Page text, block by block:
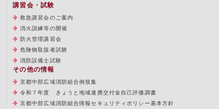
講習会・試験
救急講習会のご案内
消火訓練等の開催
防火管理講習会
危険物取扱者試験
消防設備士試験
その他の情報
京都中部広域消防組合例規集
令和７年度 きょうと地域連携交付金自己評価調書
京都中部広域消防組合情報セキュリティポリシー基本方針